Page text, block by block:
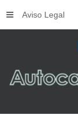
Aviso Legal